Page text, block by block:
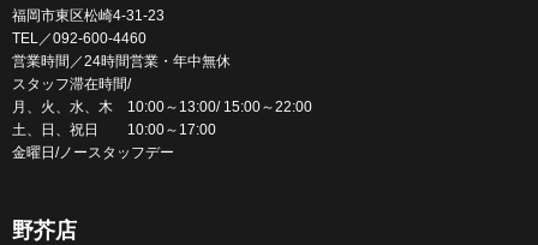
福岡市東区松崎4-31-23
TEL／092-600-4460
営業時間／24時間営業・年中無休
スタッフ滞在時間/
月、火、水、木 10:00～13:00/ 15:00～22:00
土、日、祝日 10:00～17:00
金曜日/ノースタッフデー
野芥店